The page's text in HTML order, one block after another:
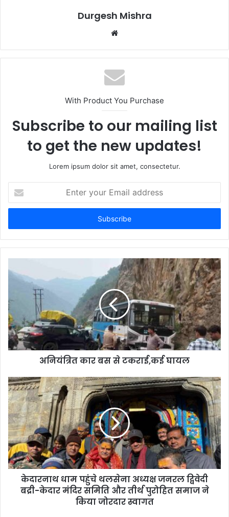
Durgesh Mishra
Website
With Product You Purchase
Subscribe to our mailing list
to get the new updates!
Lorem ipsum dolor sit amet, consectetur.
your
Email
अनियंत्रित कार बस से टकराई,कई घायल
केदारनाथ धाम पहुंचे थलसेना अध्यक्ष जनरल द्विवेदी
बद्री-केदार मंदिर समिति और तीर्थ पुरोहित समाज ने
किया जोरदार स्वागत